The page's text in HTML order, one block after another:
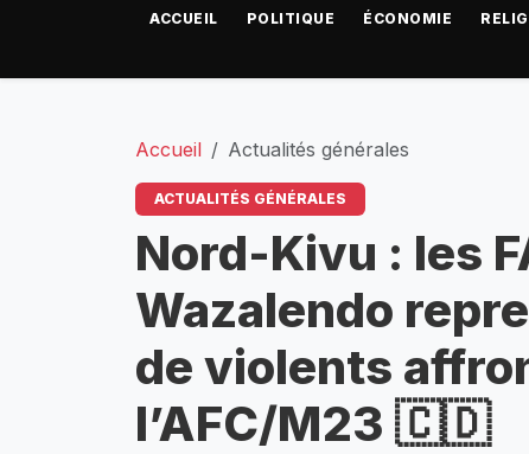
ACCUEIL POLITIQUE ÉCONOMIE
Accueil Actualités générales
ACTUALITÉS GÉNÉRALES
Nord-Kivu : les
Wazalendo
de violents
l’AFC/M23 🇨🇩